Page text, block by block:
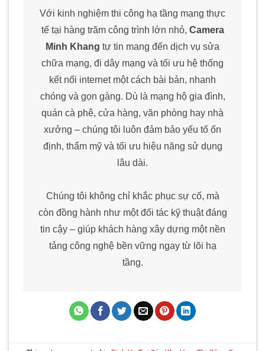
Với kinh nghiệm thi công hạ tầng mạng thực
tế tại hàng trăm công trình lớn nhỏ, Camera
Minh Khang tự tin mang đến dịch vụ sửa
chữa mạng, đi dây mạng và tối ưu hệ thống
kết nối internet một cách bài bản, nhanh
chóng và gọn gàng. Dù là mạng hộ gia đình,
quán cà phê, cửa hàng, văn phòng hay nhà
xưởng – chúng tôi luôn đảm bảo yếu tố ổn
định, thẩm mỹ và tối ưu hiệu năng sử dụng
lâu dài.
Chúng tôi không chỉ khắc phục sự cố, mà
còn đồng hành như một đối tác kỹ thuật đáng
tin cậy – giúp khách hàng xây dựng một nền
tảng công nghệ bền vững ngay từ lõi hạ
tầng.